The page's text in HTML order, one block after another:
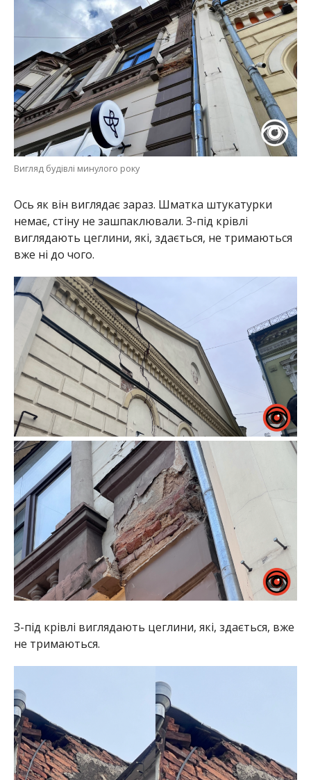
Вигляд будівлі минулого року
Ось як він виглядає зараз. Шматка штукатурки
немає, стіну не зашпаклювали. З-під крівлі
виглядають цеглини, які, здається, не тримаються
вже ні до чого.
З-під крівлі виглядають цеглини, які, здається, вже
не тримаються.